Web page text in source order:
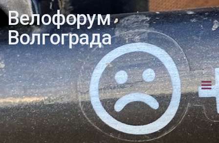
Велофорум
Волгограда